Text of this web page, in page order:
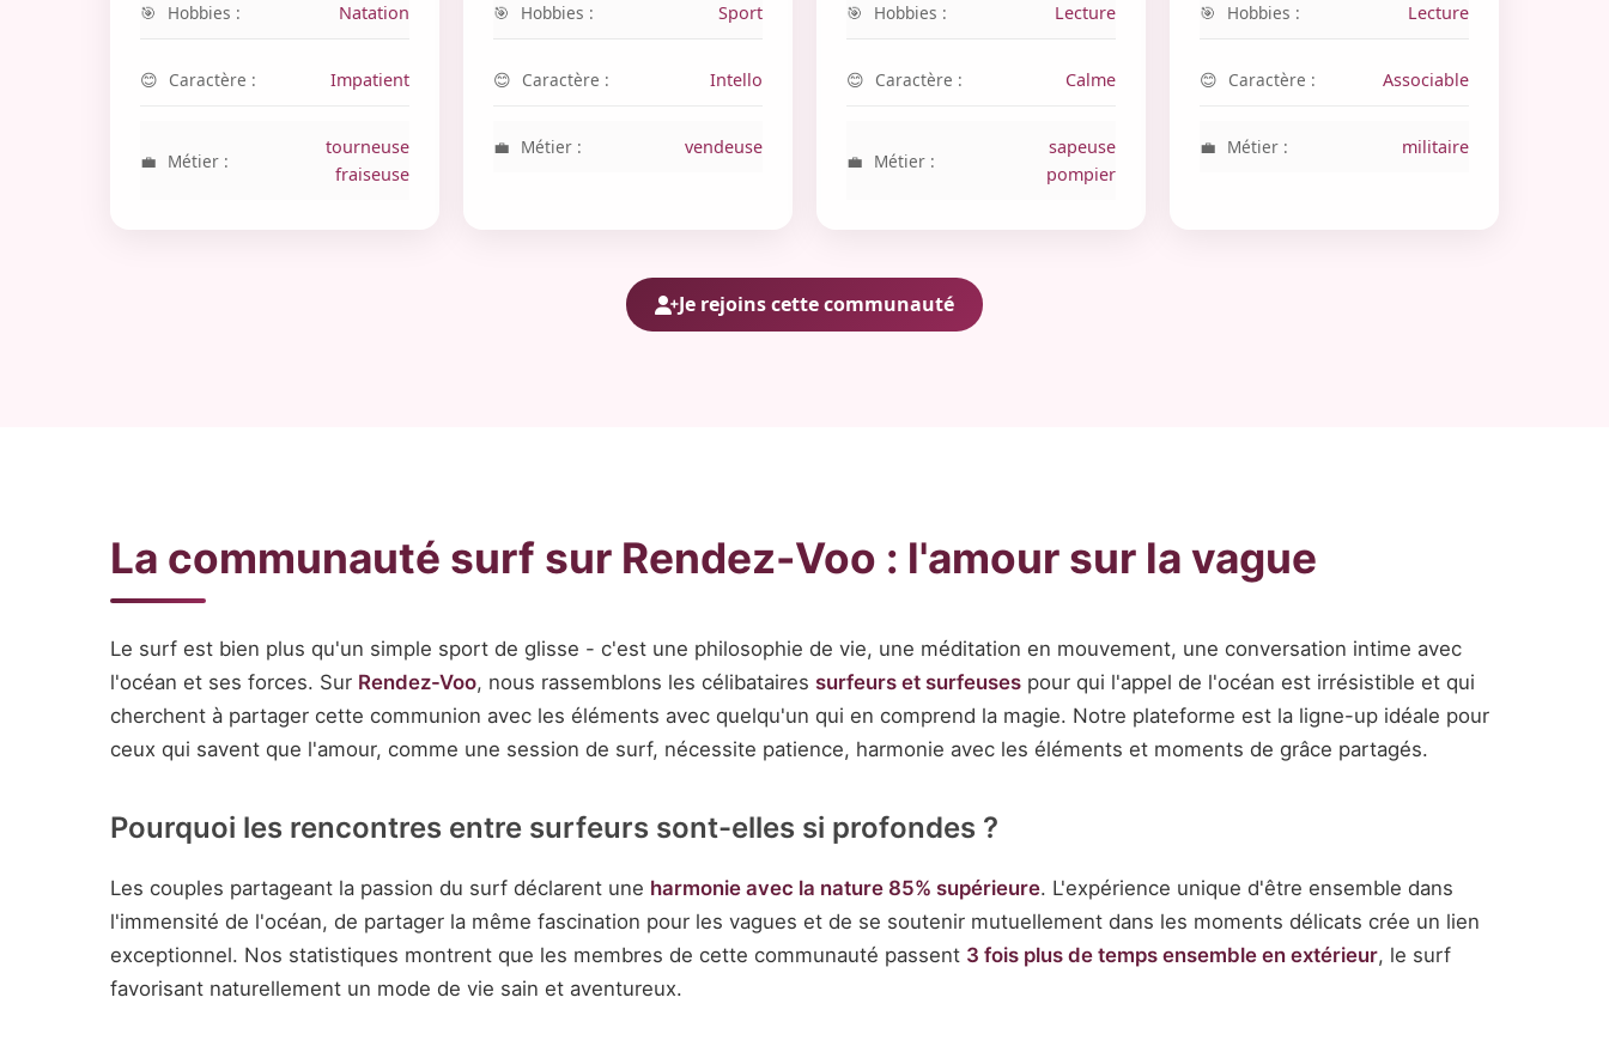
Hobbies : Natation
Caractère : Impatient
Métier :
tourneuse
fraiseuse
Hobbies : Sport
Caractère : Intello
Métier : vendeuse
Hobbies : Lecture
Caractère : Calme
Métier :
sapeuse
pompier
Hobbies : Lecture
Caractère : Associable
Métier : militaire
Je rejoins cette communauté
La communauté surf sur Rendez-Voo : l'amour sur la vague
Le surf est bien plus qu'un simple sport de glisse - c'est une philosophie de vie, une méditation en mouvement, une conversation intime avec
l'océan et ses forces. Sur Rendez-Voo, nous rassemblons les célibataires surfeurs et surfeuses pour qui l'appel de l'océan est irrésistible et qui
cherchent à partager cette communion avec les éléments avec quelqu'un qui en comprend la magie. Notre plateforme est la ligne-up idéale pour
ceux qui savent que l'amour, comme une session de surf, nécessite patience, harmonie avec les éléments et moments de grâce partagés.
Pourquoi les rencontres entre surfeurs sont-elles si profondes ?
Les couples partageant la passion du surf déclarent une harmonie avec la nature 85% supérieure. L'expérience unique d'être ensemble dans
l'immensité de l'océan, de partager la même fascination pour les vagues et de se soutenir mutuellement dans les moments délicats crée un lien
exceptionnel. Nos statistiques montrent que les membres de cette communauté passent 3 fois plus de temps ensemble en extérieur, le surf
favorisant naturellement un mode de vie sain et aventureux.